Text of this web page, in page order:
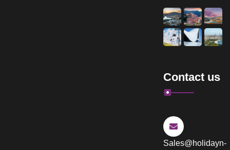
Contact us
Sales@holidayn-